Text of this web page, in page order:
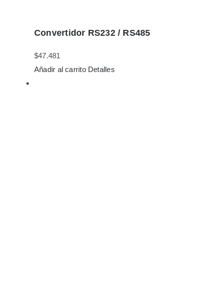
Convertidor RS232 / RS485
$47.481
Añadir al carrito Detalles